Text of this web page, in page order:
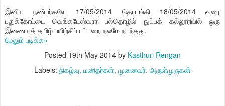
இனிய நண்பர்களே 17/05/2014 தொடங்கி 18/05/2014 வரை
புதுக்கோட்டை வெங்கடேஸ்வரா பல்தொழில் நுட்பக் கல்லூரியில் ஒரு
இணையத் தமிழ் பயிற்சிப் பட்டறை நலமே நடந்தது.
மேலும் படிக்க»
Posted 19th May 2014 by Kasthuri Rengan
Labels: நிகழ்வு மனிதர்கள் முனைவர். அருள்முருகன்